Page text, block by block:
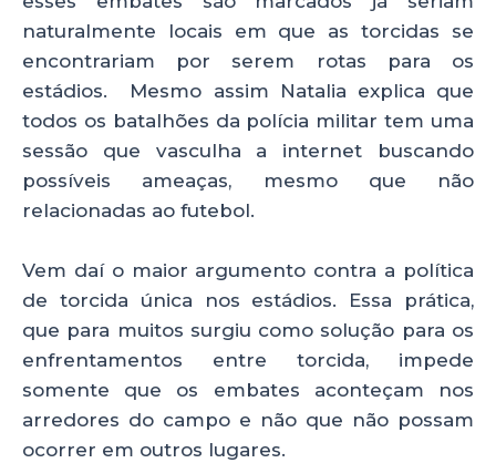
naturalmente locais em que as torcidas se
encontrariam por serem rotas para os
estádios. Mesmo assim Natalia explica que
todos os batalhões da polícia militar tem uma
sessão que vasculha a internet buscando
possíveis ameaças, mesmo que não
relacionadas ao futebol.
Vem daí o maior argumento contra a política
de torcida única nos estádios. Essa prática,
que para muitos surgiu como solução para os
enfrentamentos entre torcida, impede
somente que os embates aconteçam nos
arredores do campo e não que não possam
ocorrer em outros lugares.